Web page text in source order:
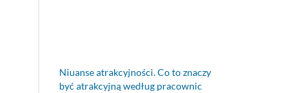
Niuanse atrakcyjności. Co to znaczy
być atrakcyjną według pracownic